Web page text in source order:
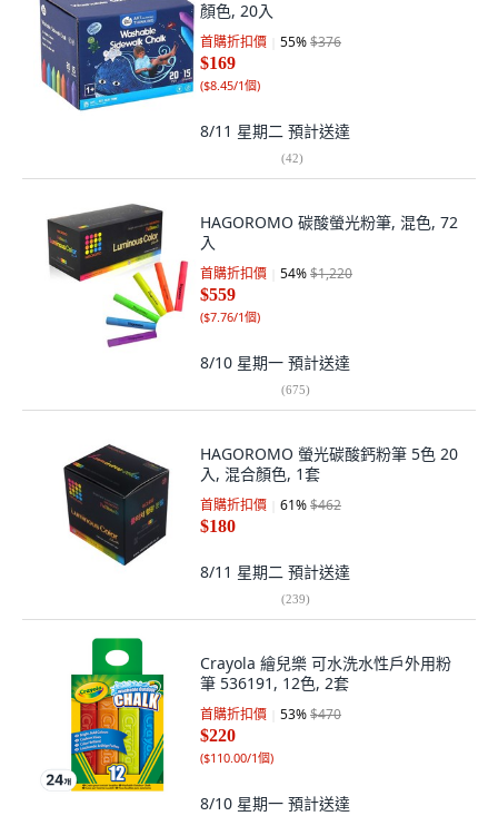
顏色, 20入
首購折扣價 55%$376
$169
($8.45/1個)
8/11 星期二 預計送達
(42)
HAGOROMO 碳酸螢光粉筆, 混色, 72
入
首購折扣價 54%$1,220
$559
($7.76/1個)
8/10 星期一 預計送達
(675)
HAGOROMO 螢光碳酸鈣粉筆 5色 20
入, 混合顏色, 1套
首購折扣價 61%$462
$180
8/11 星期二 預計送達
(239)
Crayola 繪兒樂 可水洗水性戶外用粉
筆 536191, 12色, 2套
首購折扣價 53%$470
$220
($110.00/1個)
8/10 星期一 預計送達